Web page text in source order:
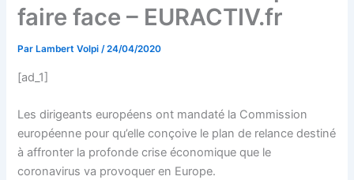
faire face – EURACTIV.fr
Par Lambert Volpi/24/04/2020
[ad_1]
Les dirigeants européens ont mandaté la Commission
européenne pour qu’elle conçoive le plan de relance destiné
à affronter la profonde crise économique que le
coronavirus va provoquer en Europe.